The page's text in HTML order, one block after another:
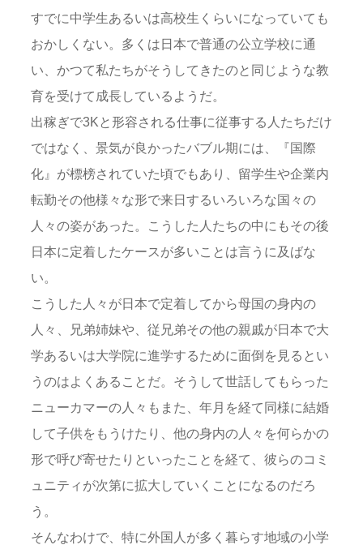
すでに中学生あるいは高校生くらいになっていても
おかしくない。多くは日本で普通の公立学校に通
い、かつて私たちがそうしてきたのと同じような教
育を受けて成長しているようだ。
出稼ぎで3Kと形容される仕事に従事する人たちだけ
ではなく、景気が良かったバブル期には、『国際
化』が標榜されていた頃でもあり、留学生や企業内
転勤その他様々な形で来日するいろいろな国々の
人々の姿があった。こうした人たちの中にもその後
日本に定着したケースが多いことは言うに及ばな
い。
こうした人々が日本で定着してから母国の身内の
人々、兄弟姉妹や、従兄弟その他の親戚が日本で大
学あるいは大学院に進学するために面倒を見るとい
うのはよくあることだ。そうして世話してもらった
ニューカマーの人々もまた、年月を経て同様に結婚
して子供をもうけたり、他の身内の人々を何らかの
形で呼び寄せたりといったことを経て、彼らのコミ
ュニティが次第に拡大していくことになるのだろ
う。
そんなわけで、特に外国人が多く暮らす地域の小学